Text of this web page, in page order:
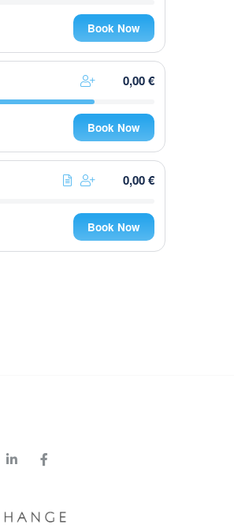
Book Now
0,00 €
Book Now
0,00 €
Book Now